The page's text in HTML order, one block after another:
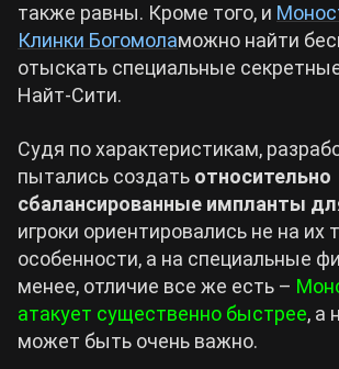
также равны. Кроме того, и
Клинки Богомоламожно найти
отыскать специальные
Найт-Сити.
Судя по характеристикам,
пытались создать относительно
сбалансированные импланты
игроки ориентировались не на их
особенности, а на специальные
менее, отличие все же есть –
атакует существенно быстрее, а
может быть очень важно.